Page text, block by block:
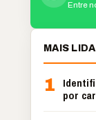
Entre
MAIS
1
por